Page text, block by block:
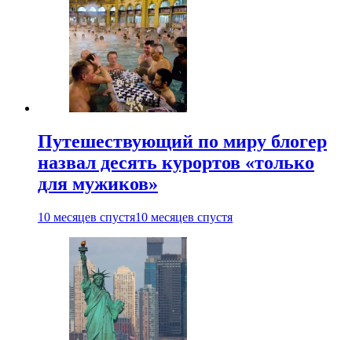
Путешествующий по миру блогер
назвал десять курортов «только
для мужиков»
10 месяцев спустя10 месяцев спустя